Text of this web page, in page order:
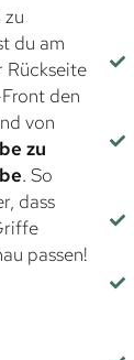
zu
du am
Rückseite
den
von
zu
. So
dass
passen!